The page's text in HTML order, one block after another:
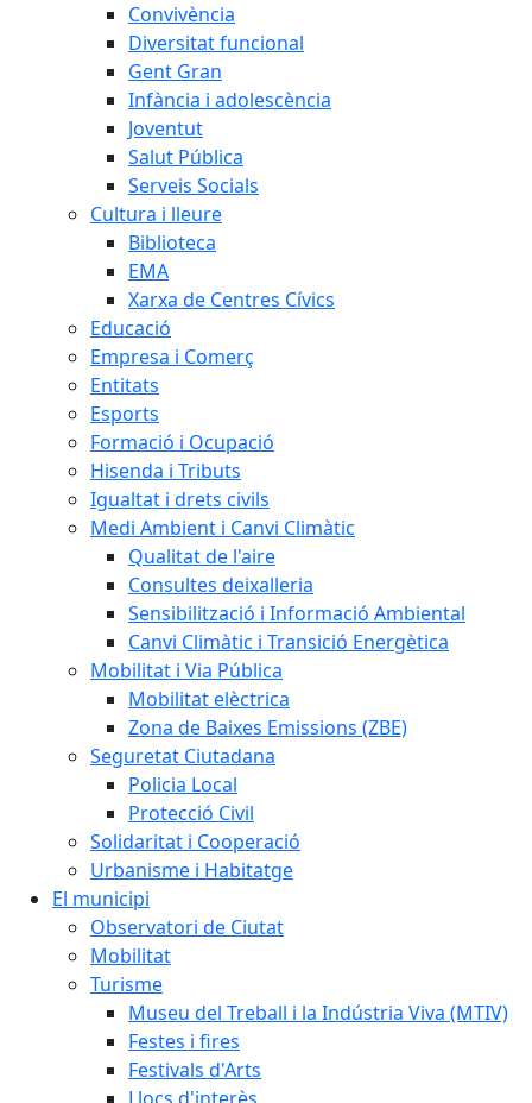
Convivència
Diversitat funcional
Gent Gran
Infància i adolescència
Joventut
Salut Pública
Serveis Socials
Cultura i lleure
Biblioteca
EMA
Xarxa de Centres Cívics
Educació
Empresa i Comerç
Entitats
Esports
Formació i Ocupació
Hisenda i Tributs
Igualtat i drets civils
Medi Ambient i Canvi Climàtic
Qualitat de l'aire
Consultes deixalleria
Sensibilització i Informació Ambiental
Canvi Climàtic i Transició Energètica
Mobilitat i Via Pública
Mobilitat elèctrica
Zona de Baixes Emissions (ZBE)
Seguretat Ciutadana
Policia Local
Protecció Civil
Solidaritat i Cooperació
Urbanisme i Habitatge
El municipi
Observatori de Ciutat
Mobilitat
Turisme
Museu del Treball i la Indústria Viva (MTIV)
Festes i fires
Festivals d'Arts